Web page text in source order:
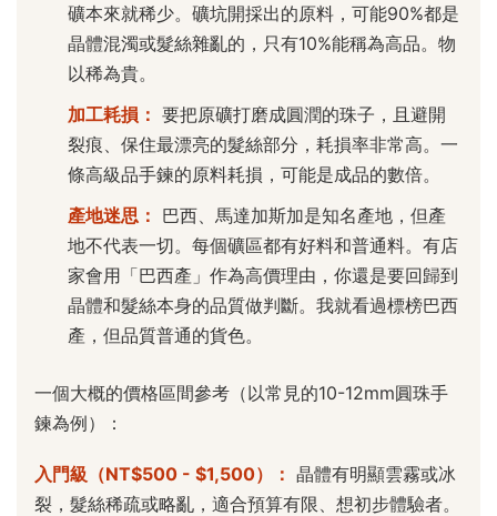
礦本來就稀少。礦坑開採出的原料，可能90%都是
晶體混濁或髮絲雜亂的，只有10%能稱為高品。物
以稀為貴。
加工耗損： 要把原礦打磨成圓潤的珠子，且避開
裂痕、保住最漂亮的髮絲部分，耗損率非常高。一
條高級品手鍊的原料耗損，可能是成品的數倍。
產地迷思： 巴西、馬達加斯加是知名產地，但產
地不代表一切。每個礦區都有好料和普通料。有店
家會用「巴西產」作為高價理由，你還是要回歸到
晶體和髮絲本身的品質做判斷。我就看過標榜巴西
產，但品質普通的貨色。
一個大概的價格區間參考（以常見的10-12mm圓珠手
鍊為例）：
入門級（NT$500 - $1,500）： 晶體有明顯雲霧或冰
裂，髮絲稀疏或略亂，適合預算有限、想初步體驗者。